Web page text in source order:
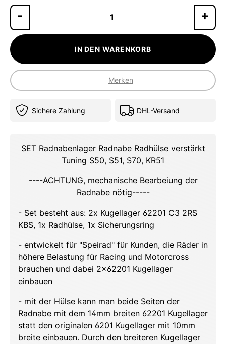
IN DEN WARENKORB
Merken
Sichere Zahlung DHL-Versand
SET Radnabenlager Radnabe Radhülse verstärkt
Tuning S50, S51, S70, KR51
----ACHTUNG, mechanische Bearbeiung der
Radnabe nötig-----
- Set besteht aus: 2x Kugellager 62201 C3 2RS
KBS, 1x Radhülse, 1x Sicherungsring
- entwickelt für "Speirad" für Kunden, die Räder in
höhere Belastung für Racing und Motorcross
brauchen und dabei 2x62201 Kugellager
einbauen
- mit der Hülse kann man beide Seiten der
Radnabe mit dem 14mm breiten 62201 Kugellager
statt den originalen 6201 Kugellager mit 10mm
breite einbauen. Durch den breiteren Kugellager